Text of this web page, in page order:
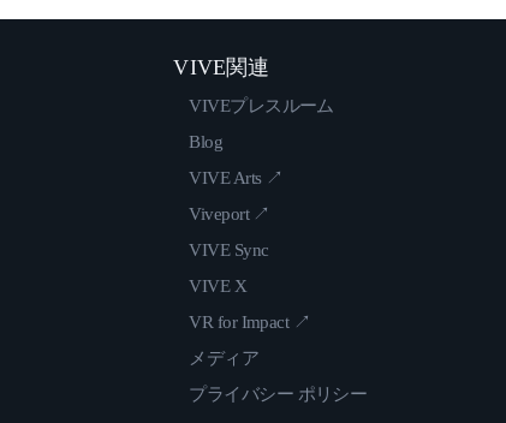
VIVE関連
VIVEプレスルーム
Blog
VIVE Arts ↗
Viveport ↗
VIVE Sync
VIVE X
VR for Impact ↗
メディア
プライバシー ポリシー